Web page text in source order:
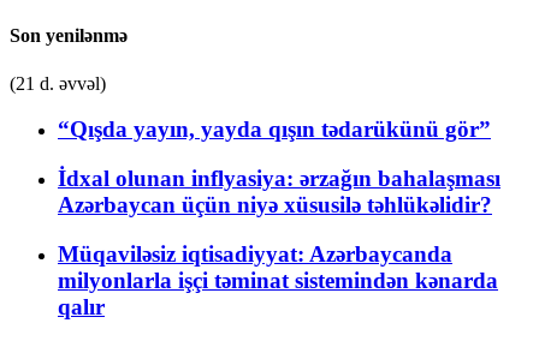
Son yenilənmə
(21 d. əvvəl)
“Qışda yayın, yayda qışın tədarükünü gör”
İdxal olunan inflyasiya: ərzağın bahalaşması
Azərbaycan üçün niyə xüsusilə təhlükəlidir?
Müqaviləsiz iqtisadiyyat: Azərbaycanda
milyonlarla işçi təminat sistemindən kənarda
qalır